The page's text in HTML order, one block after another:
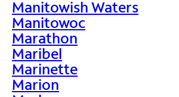
Manitowish Waters
Manitowoc
Marathon
Maribel
Marinette
Marion